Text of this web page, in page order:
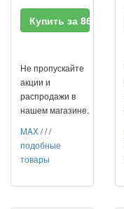
Купить за 861 RUR
Не пропускайте
акции и
распродажи в
нашем магазине.
MAX///
подобные
товары